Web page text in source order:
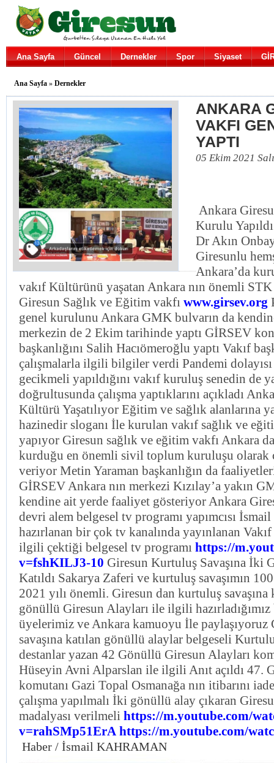
Ana Sayfa Güncel Dernekler Spor Siyaset
Ana Sayfa » Dernekler
ANKARA
VAKFI
YAPTI
05 Ekim 2021
Ankara
Kurulu
Dr Akın
Giresunlu
Ankara’da
vakıf Kültürünü yaşatan Ankara nın önemli STK
Giresun Sağlık ve Eğitim vakfı www.girsev.org
genel kurulunu Ankara GMK bulvarın da
merkezin de 2 Ekim tarihinde yaptı GİRSEV
başkanlığını Salih Hacıömeroğlu yaptı Vakıf
çalışmalarla ilgili bilgiler verdi Pandemi
gecikmeli yapıldığını vakıf kuruluş senedin de
doğrultusunda çalışma yaptıklarını açıkladı
Kültürü Yaşatılıyor Eğitim ve sağlık alanlarına
hazinedir sloganı İle kurulan vakıf sağlık ve
yapıyor Giresun sağlık ve eğitim vakfı Ankara
kurduğu en önemli sivil toplum kuruluşu olarak
veriyor Metin Yaraman başkanlığın da
GİRSEV Ankara nın merkezi Kızılay’a yakın
kendine ait yerde faaliyet gösteriyor Ankara
devri alem belgesel tv programı yapımcısı
hazırlanan bir çok tv kanalında yayınlanan
ilgili çektiği belgesel tv programı https://
v=fshKILJ3-10 Giresun Kurtuluş Savaşına İki
Katıldı Sakarya Zaferi ve kurtuluş savaşımın
2021 yılı önemli. Giresun dan kurtuluş savaşına
gönüllü Giresun Alayları ile ilgili
üyelerimiz ve Ankara kamuoyu İle paylaşıyoruz
savaşına katılan gönüllü alaylar belgeseli
destanlar yazan 42 Gönüllü Giresun Alayları
Hüseyin Avni Alparslan ile ilgili Anıt açıldı 47.
komutanı Gazi Topal Osmanağa nın itibarını
çalışma yapılmalı İki gönüllü alay çıkaran
madalyası verilmeli https://m.youtube.com/
v=rahSMp51ErA https://m.youtube.com/
Haber / İsmail KAHRAMAN